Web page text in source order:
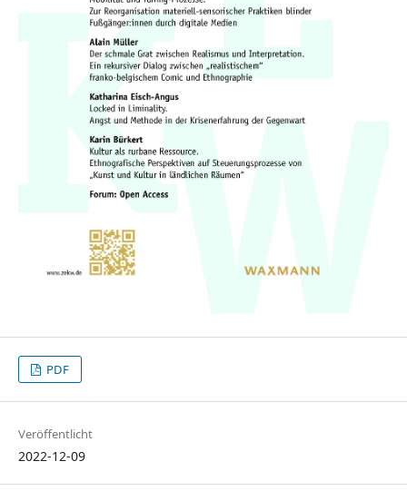
PDF
Veröffentlicht
2022-12-09